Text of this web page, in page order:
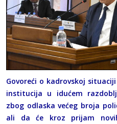
Govoreći o kadrovskoj
institucija u idućem
zbog odlaska većeg broja
ali da će kroz prijam